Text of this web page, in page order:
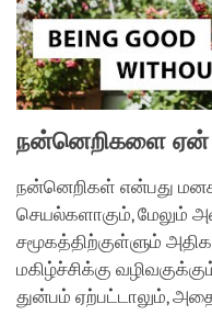
நன்னெறிகளை ஏன்
நன்னெறிகள் என்பது
செயல்களாகும், மேலும்
சமூகத்திற்குள்ளும்
மகிழ்ச்சிக்கு
துன்பம் ஏற்பட்டாலும்,